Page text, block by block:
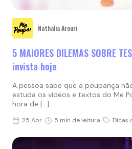
Nathalia Arcuri
5 MAIORES DILEMAS SOBRE
invista hoje
A pessoa sabe que a poupança
estuda os vídeos e textos do Me
hora de […]
25 Abr 5 min de leitura Dicas